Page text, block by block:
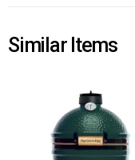
Similar Items